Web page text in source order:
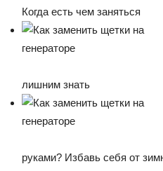
Когда есть чем заняться
лишним знать
руками? Избавь себя от